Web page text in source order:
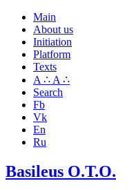
Main
About us
Initiation
Platform
Texts
A ∴ A ∴
Search
Fb
Vk
En
Ru
Basileus O.T.O.